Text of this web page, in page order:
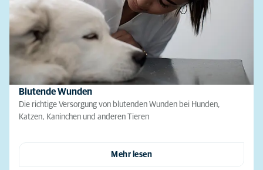
Blutende Wunden
Die richtige Versorgung von blutenden Wunden bei Hunden,
Katzen, Kaninchen und anderen Tieren
Mehr lesen